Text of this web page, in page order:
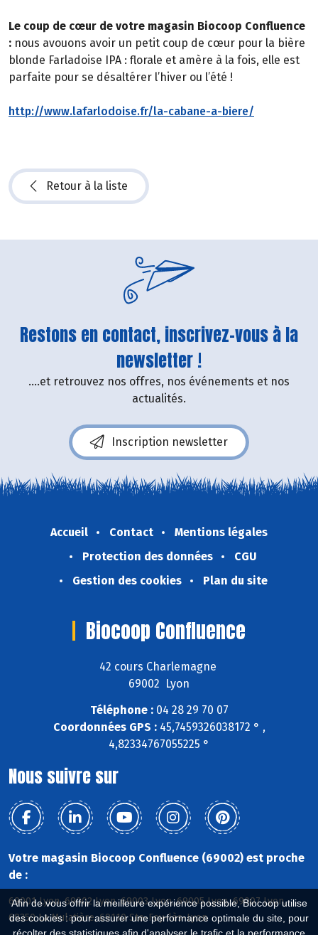
Afin de vous offrir la meilleure expérience possible, Biocoop utilise
des cookies : pour assurer une performance optimale du site, pour
Le coup de cœur de votre magasin Biocoop Confluence
: nous avouons avoir un petit coup de cœur pour la bière
blonde Farladoise IPA : florale et amère à la fois, elle est
parfaite pour se désaltérer l’hiver ou l’été !
http://www.lafarlodoise.fr/la-cabane-a-biere/
Retour à la liste
Restons en contact, inscrivez-vous à la
newsletter !
....et retrouvez nos offres, nos événements et nos
actualités.
Inscription newsletter
Accueil Contact
Mentions légales
Protection des données
CGU
Gestion des cookies
Plan du site
Biocoop Confluence
42 cours Charlemagne
69002 Lyon
Téléphone :04 28 29 70 07
Coordonnées GPS :45,7459326038172 ° ,
4,82334767055225 °
Nous suivre sur
Votre magasin Biocoop Confluence (69002) est proche
de :
69001 Lyon, 69002 Lyon, 69003 Lyon, 69005 Lyon, 69007 Lyon,
69350 La Mulatière, 69110 Ste-Foy-lès-Lyon